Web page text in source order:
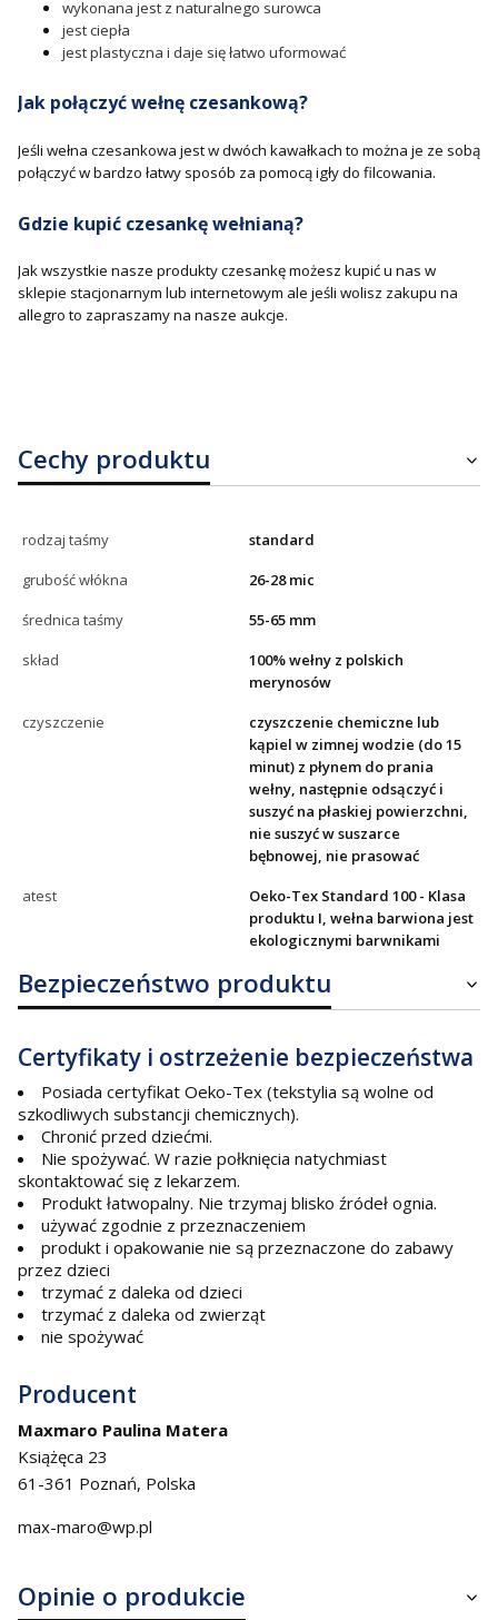
wykonana jest z naturalnego surowca
jest ciepła
jest plastyczna i daje się łatwo uformować
Jak połączyć wełnę czesankową?
Jeśli wełna czesankowa jest w dwóch kawałkach to można je ze sobą
połączyć w bardzo łatwy sposób za pomocą igły do filcowania.
Gdzie kupić czesankę wełnianą?
Jak wszystkie nasze produkty czesankę możesz kupić u nas w
sklepie stacjonarnym lub internetowym ale jeśli wolisz zakupu na
allegro to zapraszamy na nasze aukcje.
Cechy produktu
rodzaj taśmy
standard
grubość włókna
26-28 mic
średnica taśmy
55-65 mm
skład
100% wełny z polskich
merynosów
czyszczenie
czyszczenie chemiczne lub
kąpiel w zimnej wodzie (do 15
minut) z płynem do prania
wełny, następnie odsączyć i
suszyć na płaskiej powierzchni,
nie suszyć w suszarce
bębnowej, nie prasować
atest
Oeko-Tex Standard 100 - Klasa
produktu I, wełna barwiona jest
ekologicznymi barwnikami
Bezpieczeństwo produktu
Certyfikaty i ostrzeżenie bezpieczeństwa
Posiada certyfikat Oeko-Tex (tekstylia są wolne od
szkodliwych substancji chemicznych).
Chronić przed dziećmi.
Nie spożywać. W razie połknięcia natychmiast
skontaktować się z lekarzem.
Produkt łatwopalny. Nie trzymaj blisko źródeł ognia.
używać zgodnie z przeznaczeniem
produkt i opakowanie nie są przeznaczone do zabawy
przez dzieci
trzymać z daleka od dzieci
trzymać z daleka od zwierząt
nie spożywać
Producent
Maxmaro Paulina Matera
Książęca 23
61-361 Poznań, Polska
max-maro@wp.pl
Opinie o produkcie